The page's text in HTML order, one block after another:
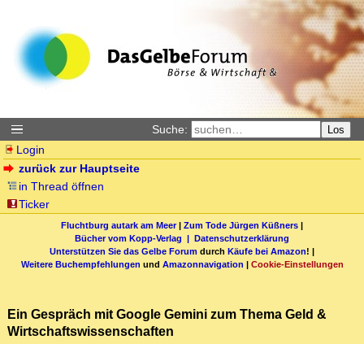
Suche: Los
Login
zurück zur Hauptseite
in Thread öffnen
Ticker
Fluchtburg autark am Meer| Zum Tode Jürgen Küßners |
Bücher vom Kopp-Verlag | Datenschutzerklärung
Unterstützen Sie das Gelbe Forum durch Käufe bei Amazon! |
Weitere Buchempfehlungen und Amazonnavigation | Cookie-Einstellungen
Ein Gespräch mit Google Gemini zum Thema Geld &
Wirtschaftswissenschaften